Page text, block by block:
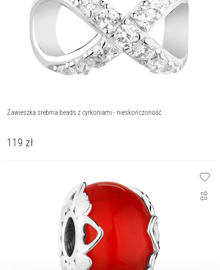
Zawieszka srebrna beads z cyrkoniami - nieskończoność
119 zł